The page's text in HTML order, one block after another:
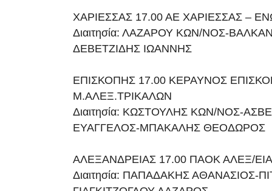
ΧΑΡΙΕΣΣΑΣ 17.00 ΑΕ ΧΑΡΙΕΣΣΑΣ –
Διαιτησία: ΛΑΖΑΡΟΥ ΚΩΝ/ΝΟΣ-
ΔΕΒΕΤΖΙΔΗΣ ΙΩΑΝΝΗΣ
ΕΠΙΣΚΟΠΗΣ 17.00 ΚΕΡΑΥΝΟΣ
Μ.ΑΛΕΞ.ΤΡΙΚΑΛΩΝ
Διαιτησία: ΚΩΣΤΟΥΛΗΣ ΚΩΝ/ΝΟΣ-
ΕΥΑΓΓΕΛΟΣ-ΜΠΑΚΑΛΗΣ ΘΕΟΔΩΡΟΣ
ΑΛΕΞΑΝΔΡΕΙΑΣ 17.00 ΠΑΟΚ ΑΛΕΞ/
Διαιτησία: ΠΑΠΑΔΑΚΗΣ ΑΘΑΝΑΣΙΟΣ-